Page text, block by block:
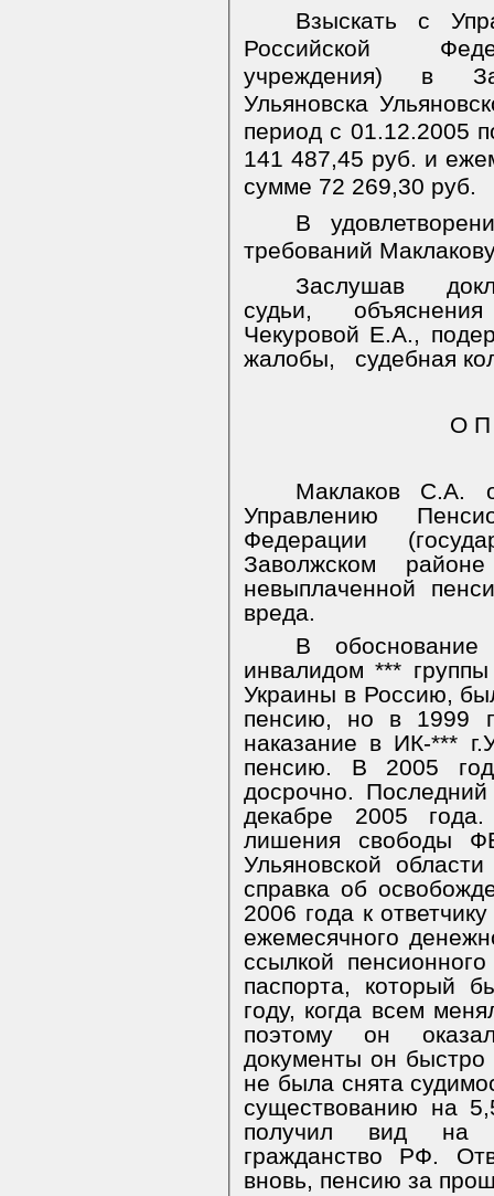
Взыскать с
Российской
учреждения) в
Ульяновска
период с 01.12.2005
141 487,45 руб. и
сумме 72 269,30 руб.
В
требований
Заслушав
судьи,
Чекуровой Е.А.,
жалобы,
судебная
О П
Маклаков С.А.
Управлению
Федерации
Заволжском
невыплаченной
вреда.
В обоснование
инвалидом ***
Украины в Россию,
пенсию, но в 1999
наказание в ИК-***
пенсию. В 2005
досрочно.
декабре 2005
лишения свободы
Ульяновской
справка об
2006 года к
ежемесячного
ссылкой
паспорта, который
году, когда всем
поэтому он
документы он быстро
не была снята
существованию на
получил вид на
гражданство РФ.
вновь, пенсию за